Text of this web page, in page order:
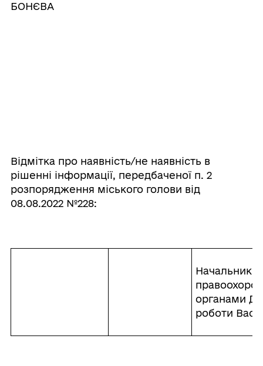
БОНЄВА
Відмітка про наявність/не наявність в
рішенні інформації, передбаченої п. 2
розпорядження міського голови від
08.08.2022 №228:
Начальник
органами
роботи